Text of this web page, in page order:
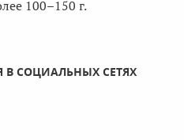
100–150 г.
В СОЦИАЛЬНЫХ СЕТЯХ